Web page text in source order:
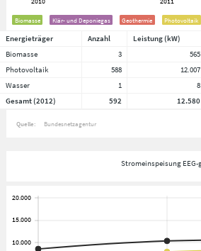
Biomasse Klär- und Deponiegas Geothermie Photovoltaik
Energieträger Anzahl Leistung (kW)
Biomasse
3 565
Photovoltaik
588 12.007
Wasser
1 8
Gesamt (2012)
592 12.580
Quelle: Bundesnetzagentur
Stromeinspeisung EEG-